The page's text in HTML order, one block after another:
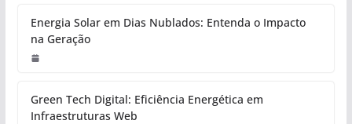
Energia Solar em Dias Nublados: Entenda o Impacto
na Geração
Green Tech Digital: Eficiência Energética em
Infraestruturas Web